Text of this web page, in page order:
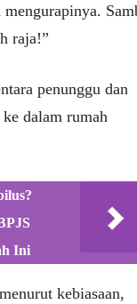
raja!”
penunggu dan
dalam rumah
Ini
kebiasaan,